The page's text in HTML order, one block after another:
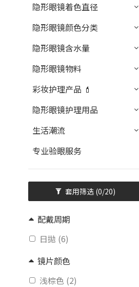
隐形眼镜着色直径
隐形眼镜颜色分类
隐形眼镜含水量
隐形眼镜物料
彩妆护理产品 💄
隐形眼镜护理用品
生活潮流
专业验眼服务
套用筛选 (0/20)
配戴周期
日拋 (6)
镜片颜色
浅棕色 (2)